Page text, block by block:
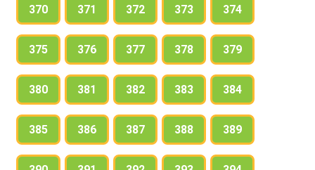
370 371 372 373 374
375 376 377 378 379
380 381 382 383 384
385 386 387 388 389